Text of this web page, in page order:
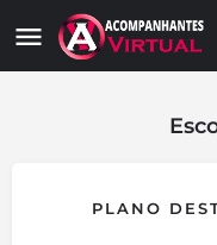
PLANO